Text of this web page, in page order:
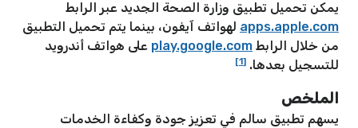
يمكن تحميل تطبيق وزارة الصحة الجديد عبر الرابط
apps.apple.com لهواتف آيفون، بينما يتم تحميل التطبيق
من خلال الرابط play.google.com على هواتف أندرويد
للتسجيل بعدها. [1]
الملخص
يسهم تطبيق سالم في تعزيز جودة وكفاءة الخدمات